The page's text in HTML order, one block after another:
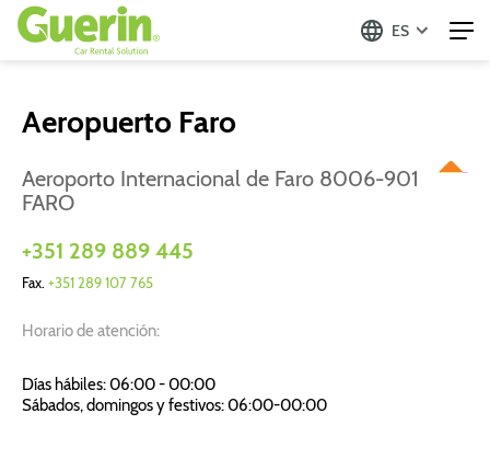
ES
Aeropuerto Faro
Aeroporto Internacional de Faro 8006-901
FARO
+351 289 889 445
Fax. +351 289 107 765
Horario de atención:
Días hábiles: 06:00 - 00:00
Sábados, domingos y festivos: 06:00-00:00